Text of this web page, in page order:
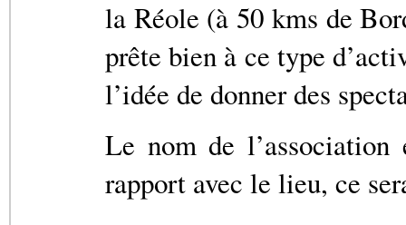
la Réole (à 50 kms de
prête bien à ce type
l’idée de donner des
Le nom de
rapport avec le lieu, ce